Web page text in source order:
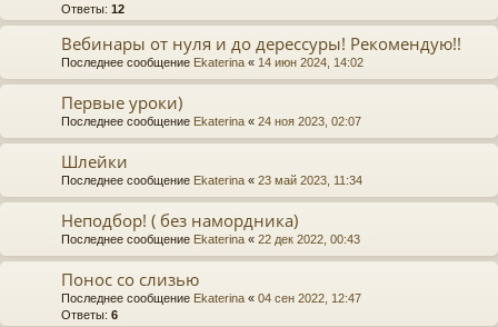
Ответы: 12
Вебинары от нуля и до дерессуры! Рекомендую!!
Последнее сообщение Ekaterina « 14 июн 2024, 14:02
Первые уроки)
Последнее сообщение Ekaterina « 24 ноя 2023, 02:07
Шлейки
Последнее сообщение Ekaterina « 23 май 2023, 11:34
Неподбор! ( без намордника)
Последнее сообщение Ekaterina « 22 дек 2022, 00:43
Понос со слизью
Последнее сообщение Ekaterina « 04 сен 2022, 12:47
Ответы: 6